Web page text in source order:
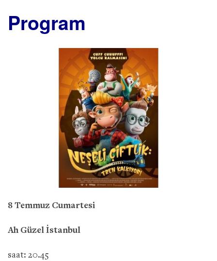
Program
8 Temmuz Cumartesi
Ah Güzel İstanbul
saat: 20.45